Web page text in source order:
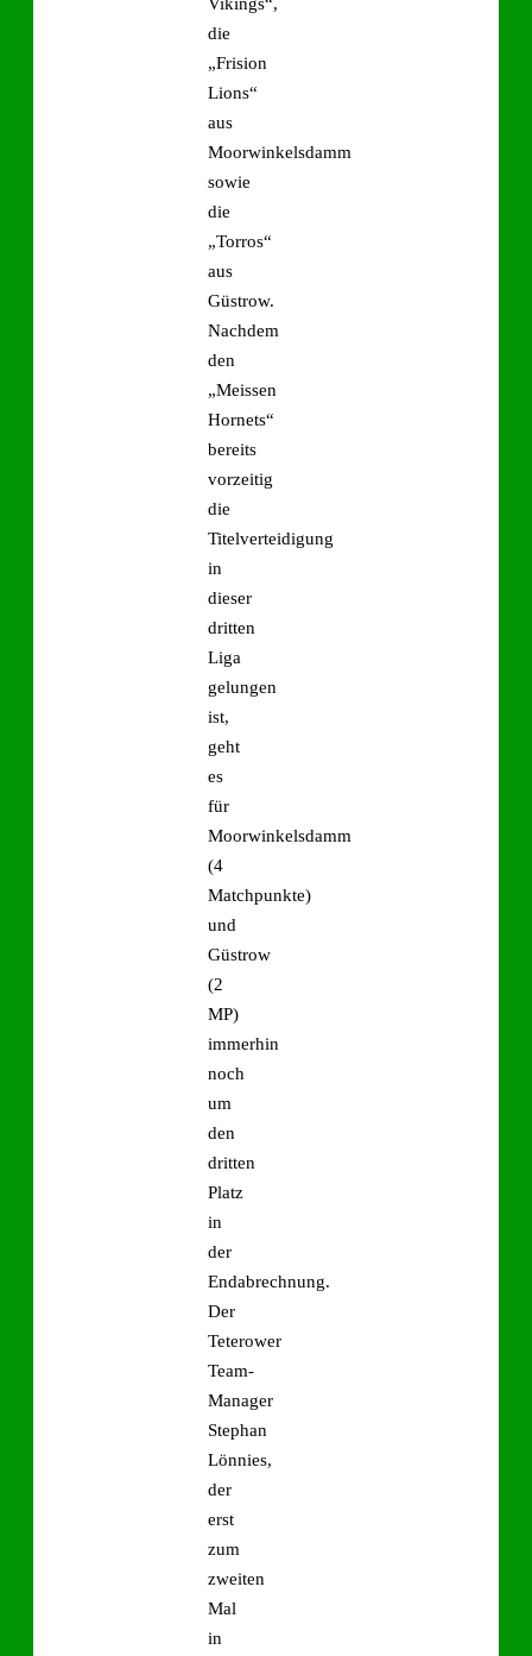
die
„Frision
Lions“
aus
Moorwinkelsdamm
sowie
die
„Torros“
aus
Güstrow.
Nachdem
den
„Meissen
Hornets“
bereits
vorzeitig
die
Titelverteidigung
in
dieser
dritten
Liga
gelungen
ist,
geht
es
für
Moorwinkelsdamm
(4
Matchpunkte)
und
Güstrow
(2
MP)
immerhin
noch
um
den
dritten
Platz
in
der
Endabrechnung.
Der
Teterower
Team-
Manager
Stephan
Lönnies,
der
erst
zum
zweiten
Mal
in